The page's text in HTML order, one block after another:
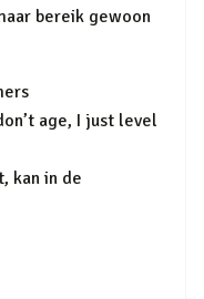
bereik gewoon
age, I just level
kan in de